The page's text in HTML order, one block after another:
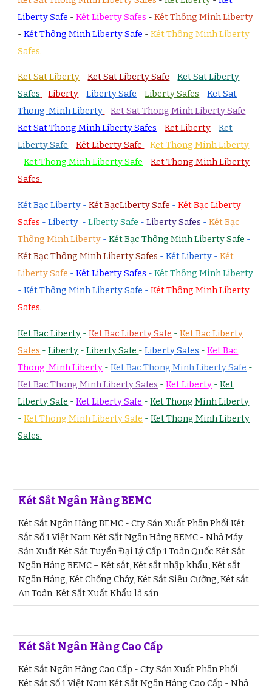
Liberty Safe -Két Liberty Safes -Két Thông Minh Liberty
-Két Thông Minh Liberty Safe -Két Thông Minh Liberty
Safes.
Ket Sat Liberty -Ket Sat Liberty Safe -Ket Sat Liberty
Safes -Liberty -Liberty Safe -Liberty Safes -Ket Sat
Thong Minh Liberty -Ket Sat Thong Minh Liberty Safe -
Ket Sat Thong Minh Liberty Safes -Ket Liberty -Ket
Liberty Safe -Két Liberty Safe -Ket Thong Minh Liberty
-Ket Thong Minh Liberty Safe -Ket Thong Minh Liberty
Safes.
Két Bạc Liberty -Két BạcLiberty Safe -Két Bạc Liberty
Safes -Liberty -Liberty Safe -Liberty Safes -Két Bạc
Thông Minh Liberty -Két Bạc Thông Minh Liberty Safe -
Két Bạc Thông Minh Liberty Safes -Két Liberty -Két
Liberty Safe -Két Liberty Safes -Két Thông Minh Liberty
-Két Thông Minh Liberty Safe -Két Thông Minh Liberty
Safes.
Ket Bac Liberty -Ket Bac Liberty Safe -Ket Bac Liberty
Safes -Liberty -Liberty Safe -Liberty Safes -Ket Bac
Thong Minh Liberty -Ket Bac Thong Minh Liberty Safe -
Ket Bac Thong Minh Liberty Safes -Ket Liberty -Ket
Liberty Safe -Ket Liberty Safe -Ket Thong Minh Liberty
-Ket Thong Minh Liberty Safe -Ket Thong Minh Liberty
Safes.
Két Sắt Ngân Hàng BEMC
Két Sắt Ngân Hàng BEMC - Cty Sản Xuất Phân Phối Két
Sắt Số 1 Việt Nam Két Sắt Ngân Hàng BEMC - Nhà Máy
Sản Xuất Két Sắt Tuyển Đại Lý Cấp 1 Toàn Quốc Két Sắt
Ngân Hàng BEMC – Két sắt, Két sắt nhập khẩu, Két sắt
Ngân Hàng, Két Chống Cháy, Két Sắt Siêu Cường, Két sắt
An Toàn. Két Sắt Xuất Khẩu là sản
Két Sắt Ngân Hàng Cao Cấp
Két Sắt Ngân Hàng Cao Cấp - Cty Sản Xuất Phân Phối
Két Sắt Số 1 Việt Nam Két Sắt Ngân Hàng Cao Cấp - Nhà